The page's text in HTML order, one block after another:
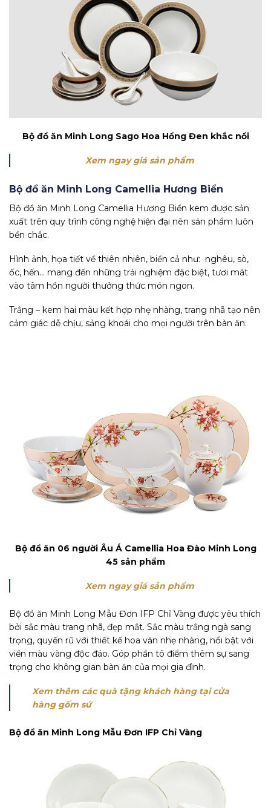
Bộ đồ ăn Minh Long Sago Hoa Hồng Đen khắc nổi
Xem ngay giá sản phẩm
Bộ đồ ăn Minh Long Camellia Hương Biển
Bộ đồ ăn Minh Long Camellia Hương Biển kem được sản
xuất trên quy trình công nghệ hiện đại nên sản phẩm luôn
bền chắc.
Hình ảnh, họa tiết về thiên nhiên, biển cả như: nghêu, sò,
ốc, hến… mang đến những trải nghiệm đặc biệt, tươi mát
vào tâm hồn người thưởng thức món ngon.
Trắng – kem hai màu kết hợp nhẹ nhàng, trang nhã tạo nên
cảm giác dễ chịu, sảng khoái cho mọi người trên bàn ăn.
Bộ đồ ăn 06 người Âu Á Camellia Hoa Đào Minh Long
45 sản phẩm
Xem ngay giá sản phẩm
Bộ đồ ăn Minh Long Mẫu Đơn IFP Chỉ Vàng được yêu thích
bởi sắc màu trang nhã, đẹp mắt. Sắc màu trắng ngà sang
trọng, quyến rũ với thiết kế hoa văn nhẹ nhàng, nổi bật với
viền màu vàng độc đáo. Góp phần tô điểm thêm sự sang
trọng cho không gian bàn ăn của mọi gia đình.
Xem thêm các quà tặng khách hàng tại cửa
hàng gốm sứ
Bộ đồ ăn Minh Long Mẫu Đơn IFP Chỉ Vàng